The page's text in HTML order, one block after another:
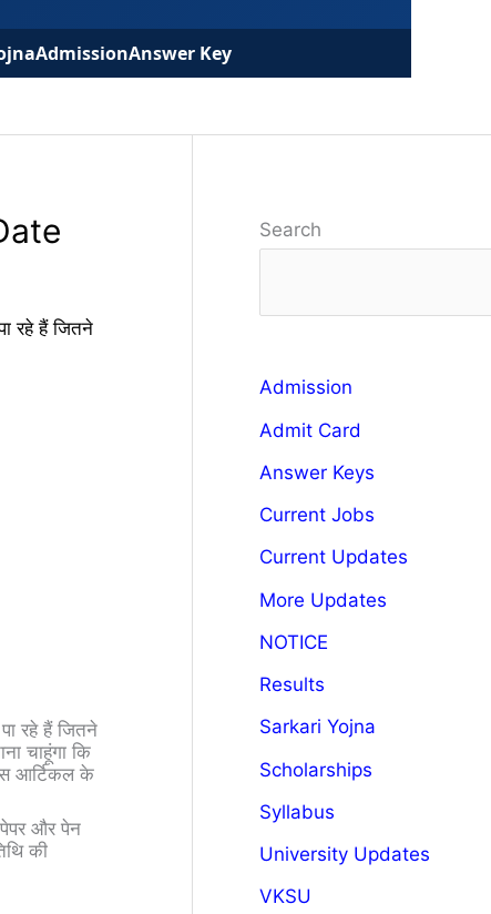
AdmissionAnswer Key
रहे हैं जितने
रहे हैं जितने
चाहूंगा कि
आर्टिकल के
पेपर और पेन
की
Search
Admission
Admit Card
Answer Keys
Current Jobs
Current Updates
More Updates
NOTICE
Results
Sarkari Yojna
Scholarships
Syllabus
University Updates
VKSU